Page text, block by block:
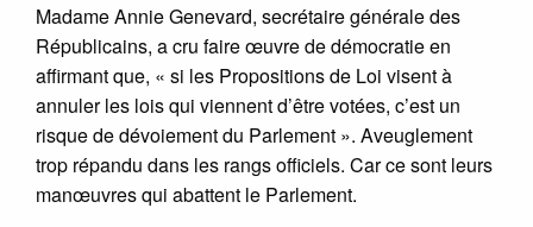
Madame Annie Genevard, secrétaire générale des
Républicains, a cru faire œuvre de démocratie en
affirmant que, « si les Propositions de Loi visent à
annuler les lois qui viennent d’être votées, c’est un
risque de dévoiement du Parlement ». Aveuglement
trop répandu dans les rangs officiels. Car ce sont leurs
manœuvres qui abattent le Parlement.